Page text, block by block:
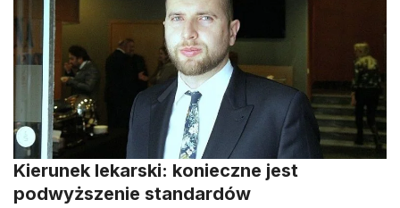
Kierunek lekarski: konieczne jest
podwyższenie standardów